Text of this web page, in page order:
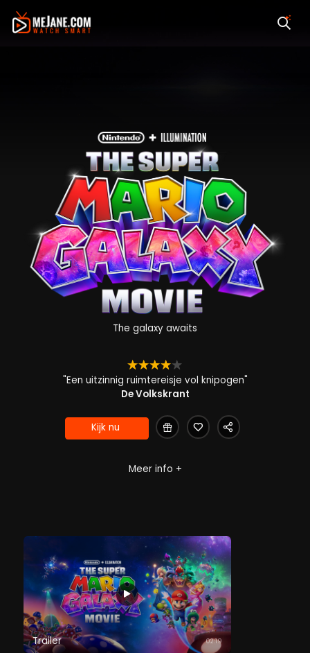
The galaxy awaits
"Een uitzinnig ruimtereisje vol knipogen"
De Volkskrant
Familie en helden
Komische actie
Kijk nu
Meer info +
Trailer 02:19